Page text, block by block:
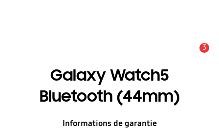
3
Galaxy Watch5
Bluetooth (44mm)
Informations de garantie